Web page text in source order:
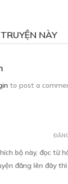
NÀY
to post a
bộ này, đọc từ
đăng lên đây